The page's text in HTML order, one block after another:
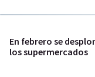
En febrero se
los supermercados